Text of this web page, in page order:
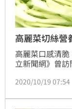
高麗菜切絲營
高麗菜口感清
立新聞網》曾
王」、「天然胃
不管切絲與否
2020/10/19 07:54